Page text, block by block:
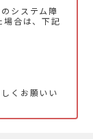
システム障
場合は、下記
くお願いい